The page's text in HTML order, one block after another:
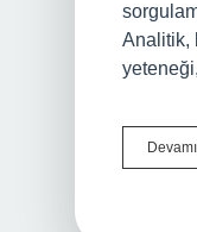
Analitik,